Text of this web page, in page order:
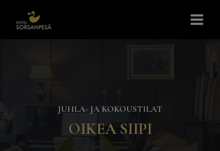
sisältöön
JUHLA- JA KOKOUSTILAT
OIKEA SIIPI